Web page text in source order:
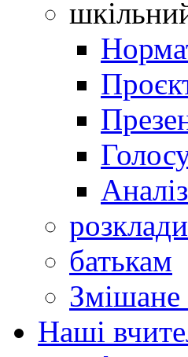
Аналіз
батькам
Змішане
Наші